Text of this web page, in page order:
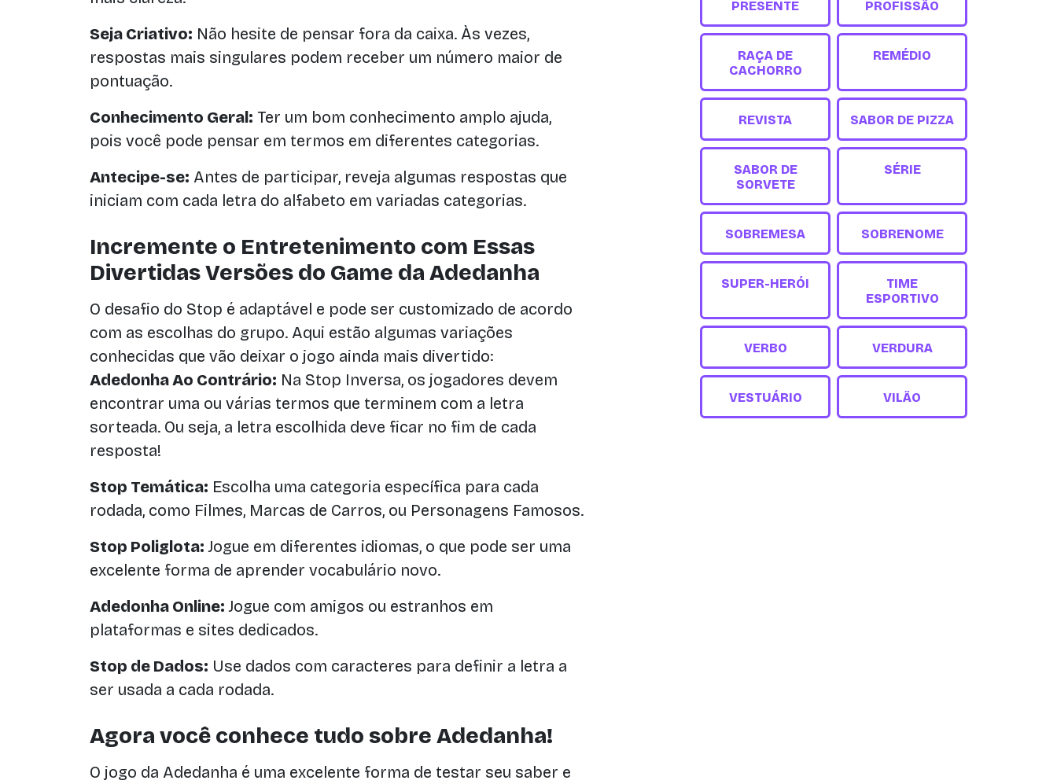
Seja Criativo: Não hesite de pensar fora da caixa. Às vezes,
respostas mais singulares podem receber um número maior de
pontuação.
Conhecimento Geral: Ter um bom conhecimento amplo ajuda,
pois você pode pensar em termos em diferentes categorias.
Antecipe-se: Antes de participar, reveja algumas respostas que
iniciam com cada letra do alfabeto em variadas categorias.
Incremente o Entretenimento com Essas
Divertidas Versões do Game da Adedanha
O desafio do Stop é adaptável e pode ser customizado de acordo
com as escolhas do grupo. Aqui estão algumas variações
conhecidas que vão deixar o jogo ainda mais divertido:
Adedonha Ao Contrário: Na Stop Inversa, os jogadores devem
encontrar uma ou várias termos que terminem com a letra
sorteada. Ou seja, a letra escolhida deve ficar no fim de cada
resposta!
Stop Temática: Escolha uma categoria específica para cada
rodada, como Filmes, Marcas de Carros, ou Personagens Famosos.
Stop Poliglota: Jogue em diferentes idiomas, o que pode ser uma
excelente forma de aprender vocabulário novo.
Adedonha Online: Jogue com amigos ou estranhos em
plataformas e sites dedicados.
Stop de Dados: Use dados com caracteres para definir a letra a
ser usada a cada rodada.
Agora você conhece tudo sobre Adedanha!
O jogo da Adedanha é uma excelente forma de testar seu saber e
PRESENTE PROFISSÃO
RAÇA DE
CACHORRO
REMÉDIO
REVISTA SABOR DE PIZZA
SABOR DE
SORVETE
SÉRIE
SOBREMESA SOBRENOME
SUPER-HERÓI
TIME
ESPORTIVO
VERBO VERDURA
VESTUÁRIO VILÃO